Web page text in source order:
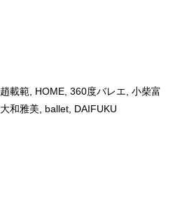
趙載範 HOME, 360度バレエ 小柴富
大和雅美 ballet, DAIFUKU